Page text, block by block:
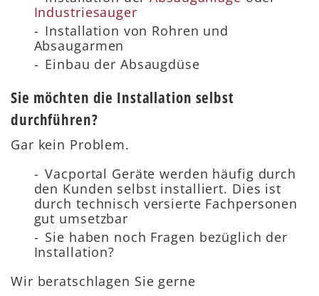
Industriesauger
Installation von Rohren und
Absaugarmen
Einbau der Absaugdüse
Sie möchten die Installation selbst
durchführen?
Gar kein Problem.
Vacportal Geräte werden häufig durch
den Kunden selbst installiert. Dies ist
durch technisch versierte Fachpersonen
gut umsetzbar
Sie haben noch Fragen bezüglich der
Installation?
Wir beratschlagen Sie gerne